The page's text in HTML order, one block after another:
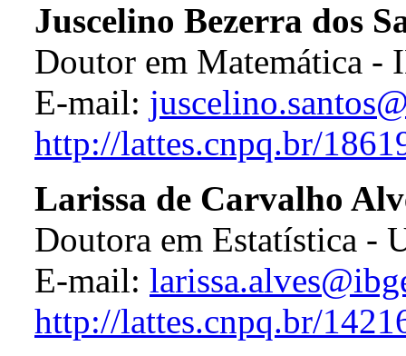
Juscelino Bezerra dos
Doutor em Matemática -
E-mail:
http://lattes.cnpq.br/
Larissa de Carvalho
Doutora em Estatística -
E-mail:
http://lattes.cnpq.br/